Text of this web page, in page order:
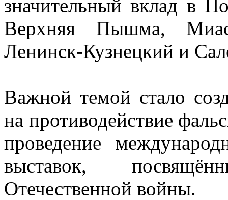
значительный вклад в
Верхняя Пышма,
Ленинск-Кузнецкий и
Важной темой стало
на противодействие
проведение
выставок,
Отечественной войны.